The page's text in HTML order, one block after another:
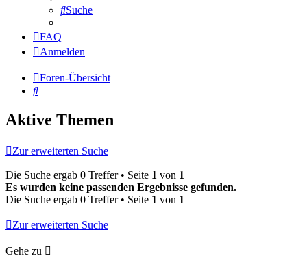
Suche
FAQ
Anmelden
Foren-Übersicht
Suche
Aktive Themen
Zur erweiterten Suche
Die Suche ergab 0 Treffer • Seite 1 von 1
Es wurden keine passenden Ergebnisse gefunden.
Die Suche ergab 0 Treffer • Seite 1 von 1
Zur erweiterten Suche
Gehe zu